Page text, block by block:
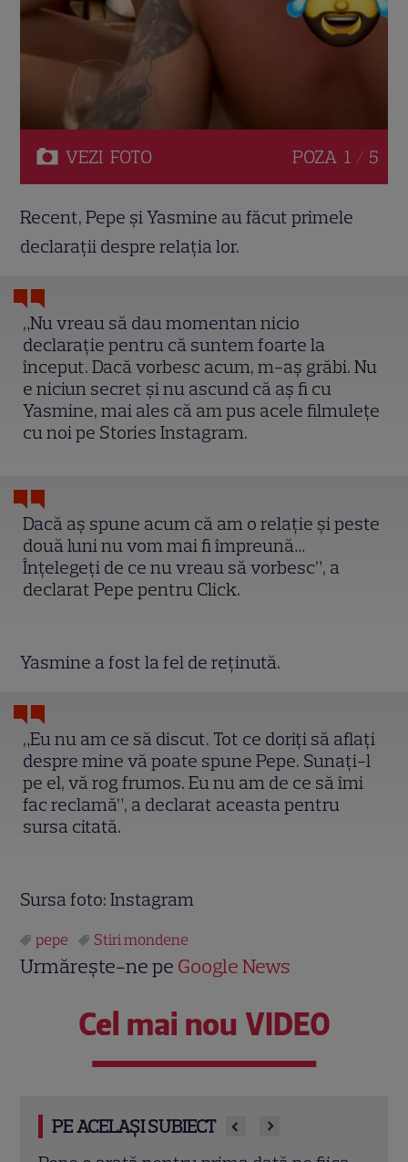
VEZI FOTO POZA 1 / 5
Recent, Pepe și Yasmine au făcut primele
declarații despre relația lor.
„Nu vreau să dau momentan nicio
declarație pentru că suntem foarte la
început. Dacă vorbesc acum, m-aș grăbi. Nu
e niciun secret și nu ascund că aș fi cu
Yasmine, mai ales că am pus acele filmulețe
cu noi pe Stories Instagram.
Dacă aș spune acum că am o relație și peste
două luni nu vom mai fi împreună…
Înțelegeți de ce nu vreau să vorbesc”, a
declarat Pepe pentru Click.
Yasmine a fost la fel de reținută.
„Eu nu am ce să discut. Tot ce doriți să aflați
despre mine vă poate spune Pepe. Sunați-l
pe el, vă rog frumos. Eu nu am de ce să îmi
fac reclamă”, a declarat aceasta pentru
sursa citată.
Sursa foto: Instagram
pepe Stiri mondene
Urmărește-ne pe Google News
Cel mai nou VIDEO
PE ACELAȘI SUBIECT